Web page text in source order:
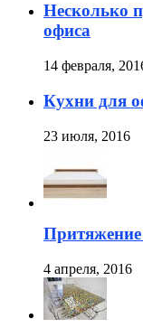
Несколько
офиса
14 февраля,
Кухни для
23 июля, 2016
Притяжение
4 апреля, 2016